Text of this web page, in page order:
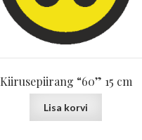
Kiirusepiirang “60” 15 cm
Lisa korvi